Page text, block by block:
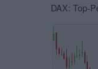
DAX: Top-